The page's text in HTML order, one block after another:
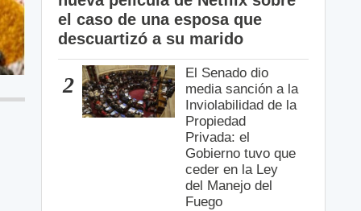
el caso de una esposa que
descuartizó a su marido
2
El Senado dio
media sanción a la
Inviolabilidad de la
Propiedad
Privada: el
Gobierno tuvo que
ceder en la Ley
del Manejo del
Fuego